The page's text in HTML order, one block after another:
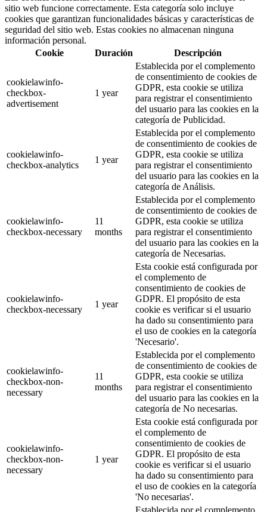
sitio web funcione correctamente. Esta categoría solo incluye
cookies que garantizan funcionalidades básicas y características de
seguridad del sitio web. Estas cookies no almacenan ninguna
información personal.
Cookie
Duración Descripción
cookielawinfo-
checkbox-
advertisement
1 year
Establecida por el complemento
de consentimiento de cookies de
GDPR, esta cookie se utiliza
para registrar el consentimiento
del usuario para las cookies en la
categoría de Publicidad.
cookielawinfo-
checkbox-analytics
1 year
Establecida por el complemento
de consentimiento de cookies de
GDPR, esta cookie se utiliza
para registrar el consentimiento
del usuario para las cookies en la
categoría de Análisis.
cookielawinfo-
checkbox-necessary
11
months
Establecida por el complemento
de consentimiento de cookies de
GDPR, esta cookie se utiliza
para registrar el consentimiento
del usuario para las cookies en la
categoría de Necesarias.
cookielawinfo-
checkbox-necessary
1 year
Esta cookie está configurada por
el complemento de
consentimiento de cookies de
GDPR. El propósito de esta
cookie es verificar si el usuario
ha dado su consentimiento para
el uso de cookies en la categoría
'Necesario'.
cookielawinfo-
checkbox-non-
necessary
11
months
Establecida por el complemento
de consentimiento de cookies de
GDPR, esta cookie se utiliza
para registrar el consentimiento
del usuario para las cookies en la
categoría de No necesarias.
cookielawinfo-
checkbox-non-
necessary
1 year
Esta cookie está configurada por
el complemento de
consentimiento de cookies de
GDPR. El propósito de esta
cookie es verificar si el usuario
ha dado su consentimiento para
el uso de cookies en la categoría
'No necesarias'.